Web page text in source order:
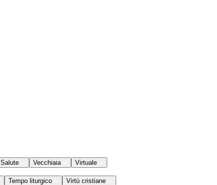
Salute Vecchiaia Virtuale
Tempo liturgico Virtù cristiane